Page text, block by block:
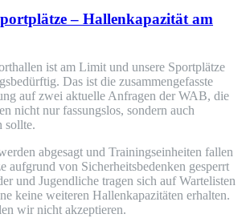
– Hallenkapazität am
ist am Limit und unsere Sportplätze
Das ist die zusammengefasste
auf zwei aktuelle Anfragen der WAB, die
nicht nur fassungslos, sondern auch
sollte.
abgesagt und Trainingseinheiten fallen
aufgrund von Sicherheitsbedenken gesperrt
und Jugendliche tragen sich auf Wartelisten
keine weiteren Hallenkapazitäten erhalten.
wir nicht akzeptieren.